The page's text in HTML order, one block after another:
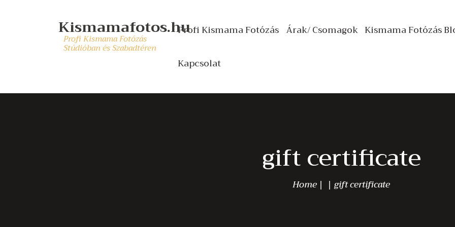
Kismamafotos.hu
Profi Kismama Fotózás
Stúdióban és Szabadtéren
Profi Kismama Fotózás Árak/ Csomagok Kismama Fotózás
Kapcsolat
gift certificate
Home gift certificate
Kismamafotos.hu
FOTÓZÁS
KISMAMA FOTÓZÁS